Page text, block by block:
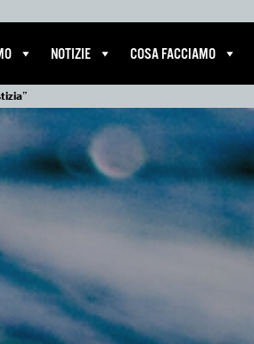
NOTIZIE COSA FACCIAMO